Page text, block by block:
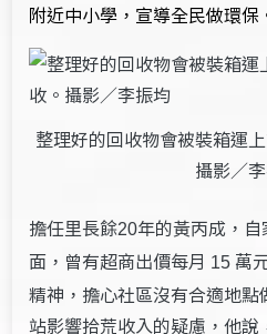
附近中小學，宣導全民做環保
整理好的回收物會被裝箱運
攝影／
擔任里長餘20年的黃丙成，自
面，曾有超商出價每月 15 萬
精神，擔心社區沒有合適地
站影響拾荒收入的疑慮，他